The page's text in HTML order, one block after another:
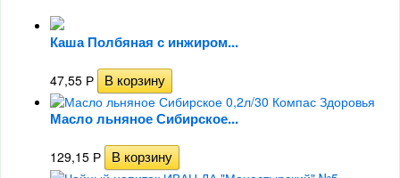
Каша Полбяная с инжиром...
47,55 Р
Масло льняное Сибирское...
129,15 Р